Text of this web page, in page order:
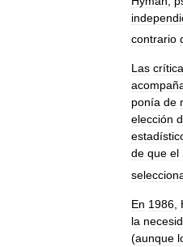
contrario
Las
ponía de
elección
de que el
En 1986
la
(aunque